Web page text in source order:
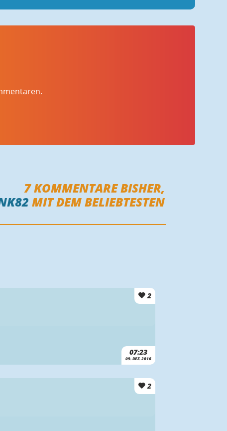
7KOMMENTARE BISHER,
MIT DEM BELIEBTESTEN
2
07:23
09. DEZ. 2016
2